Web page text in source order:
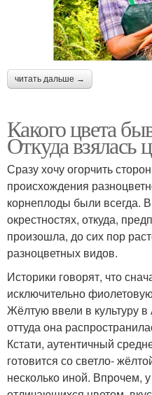
читать дальше →
Какого цвета
Откуда взялась
Сразу хочу огорчить
происхождения
корнеплоды были всегда.
окрестностях, откуда,
произошла, до сих пор
разноцветных видов.
Историки говорят, что
исключительно
Жёлтую ввели в культуру
оттуда она
Кстати, аутентичный
готовится со светло-
несколько иной. Впрочем,